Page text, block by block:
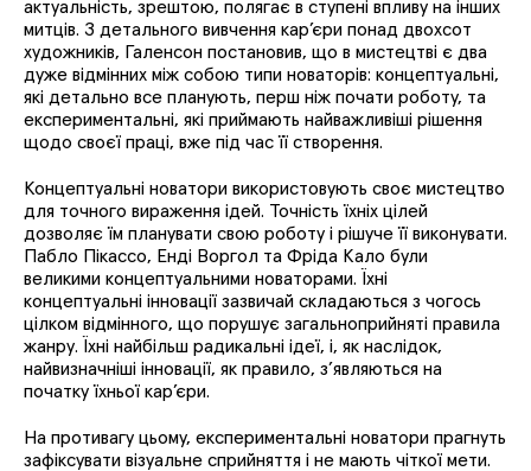
актуальність, зрештою, полягає в ступені впливу на інших
митців. З детального вивчення кар’єри понад двохсот
художників, Галенсон постановив, що в мистецтві є два
дуже відмінних між собою типи новаторів: концептуальні,
які детально все планують, перш ніж почати роботу, та
експериментальні, які приймають найважливіші рішення
щодо своєї праці, вже під час її створення.
Концептуальні новатори використовують своє мистецтво
для точного вираження ідей. Точність їхніх цілей
дозволяє їм планувати свою роботу і рішуче її виконувати.
Пабло Пікассо, Енді Воргол та Фріда Кало були
великими концептуальними новаторами. Їхні
концептуальні інновації зазвичай складаються з чогось
цілком відмінного, що порушує загальноприйняті правила
жанру. Їхні найбільш радикальні ідеї, і, як наслідок,
найвизначніші інновації, як правило, з’являються на
початку їхньої кар’єри.
На противагу цьому, експериментальні новатори прагнуть
зафіксувати візуальне сприйняття і не мають чіткої мети.